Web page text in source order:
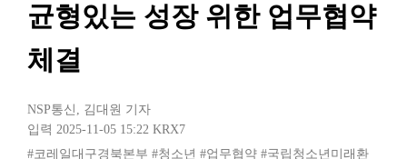
균형있는 성장 위한 업무협약
체결
NSP통신 , 김대원 기자
입력 2025-11-05 15:22 KRX7
#코레일대구경북본부 #청소년 #업무협약 #국립청소년미래환